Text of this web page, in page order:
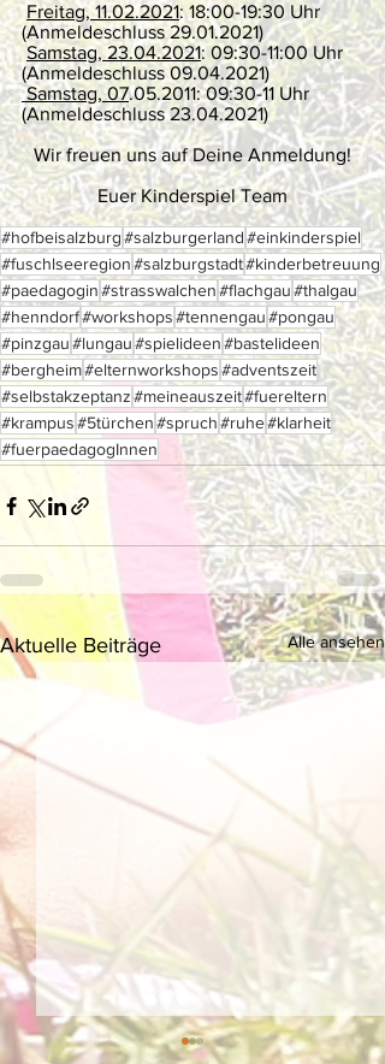
Freitag, 11.02.2021: 18:00-19:30 Uhr
(Anmeldeschluss 29.01.2021)
Samstag, 23.04.2021: 09:30-11:00 Uhr
(Anmeldeschluss 09.04.2021)
Samstag, 07.05.2011: 09:30-11 Uhr
(Anmeldeschluss 23.04.2021)
Wir freuen uns auf Deine Anmeldung!
Euer Kinderspiel Team
#hofbeisalzburg#salzburgerland#einkinderspiel
#fuschlseeregion#salzburgstadt#kinderbetreuung
#paedagogin#strasswalchen#flachgau#thalgau
#henndorf#workshops#tennengau#pongau
#pinzgau#lungau#spielideen#bastelideen
#bergheim#elternworkshops#adventszeit
#selbstakzeptanz#meineauszeit#fuereltern
#krampus#5türchen#spruch#ruhe#klarheit
#fuerpaedagogInnen
Aktuelle Beiträge Alle ansehen